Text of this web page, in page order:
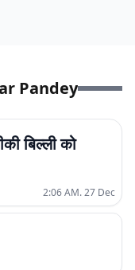
Pandey
बिल्ली को
2:06 AM. 27 Dec